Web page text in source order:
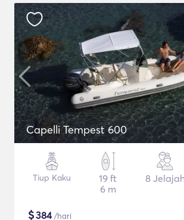
Capelli Tempest 600
Tiup Kaku
19 ft
6 m
8
$384/hari